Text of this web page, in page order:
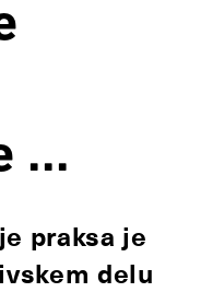
...
praksa je
delu